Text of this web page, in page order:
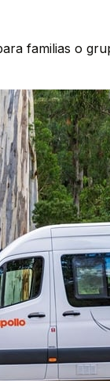
familias o